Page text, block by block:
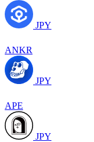
JPY
ANKR
JPY
APE
JPY